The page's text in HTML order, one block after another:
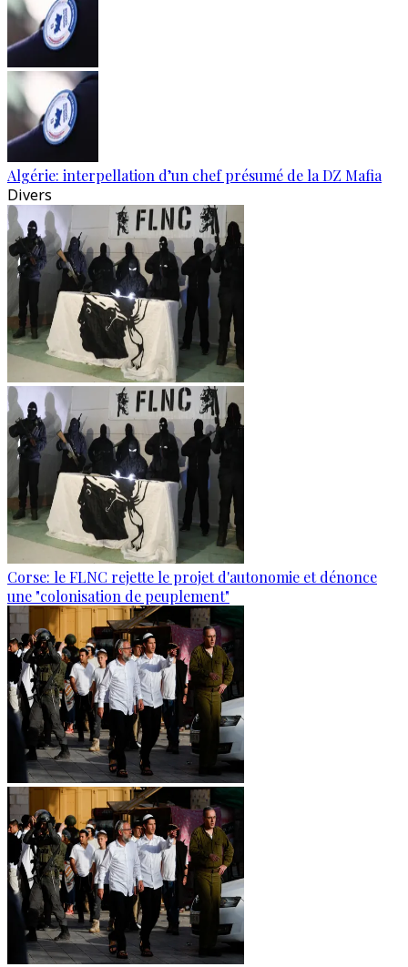
Algérie: interpellation d’un chef présumé de la DZ Mafia
Divers
Corse: le FLNC rejette le projet d'autonomie et dénonce
une "colonisation de peuplement"